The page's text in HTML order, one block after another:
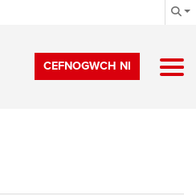
CEFNOGWCH NI